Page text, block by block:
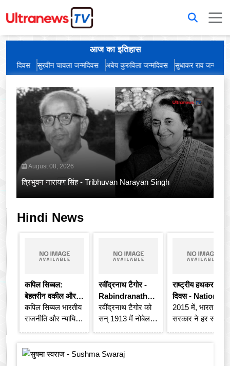
आज का इतिहास
सुरवीन चावला जन्मदिवस अबेय कुरुविला जन्मदिवस सुधाकर राव जन्मदिवस
August 08, 2026
त्रिभुवन नारायण सिंह - Tribhuvan Narayan Singh
Hindi News
कपिल सिब्बल:
बेहतरीन वकील और
अनुभवी राजन...
कपिल सिब्बल भारतीय
राजनीति और न्यायिक
रवींद्रनाथ टैगोर -
Rabindranath
Tagore
रवींद्रनाथ टैगोर को
सन् 1913 में नोबेल
राष्ट्रीय हथकरघा
दिवस - National
Handloo...
2015 में, भारत
सरकार ने हर साल 7